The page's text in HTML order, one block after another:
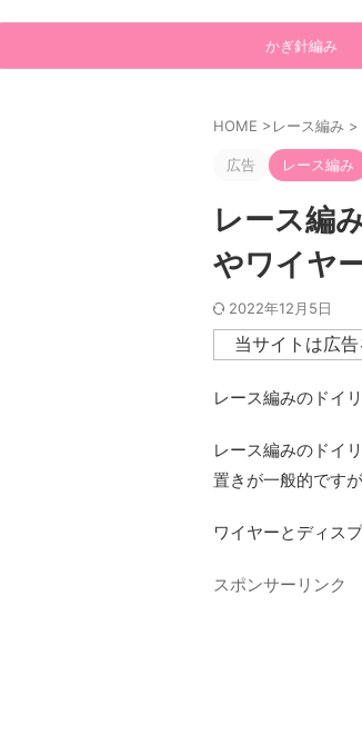
かぎ針編み
HOME >レース編み >
広告 レース編み
レース編
やワイヤ
2022年12月5日
当サイトは広告
レース編みのドイ
レース編みのドイ
置きが一般的です
ワイヤーとディス
スポンサーリンク